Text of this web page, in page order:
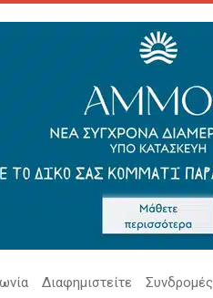
Διαφημιστείτε Συνδρομές